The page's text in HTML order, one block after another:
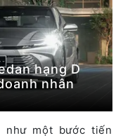
hạng D
nhân
như một bước tiến